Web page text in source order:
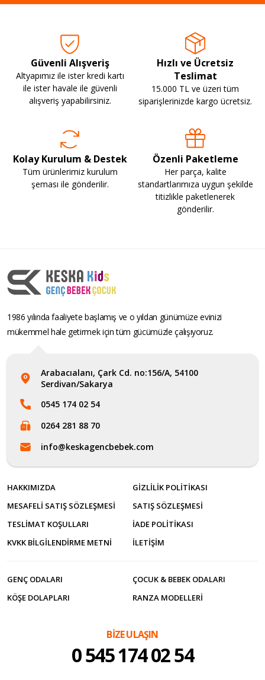
Güvenli Alışveriş
Altyapımız ile ister kredi kartı
ile ister havale ile güvenli
alışveriş yapabilirsiniz.
Hızlı ve Ücretsiz
Teslimat
15.000 TL ve üzeri tüm
siparişlerinizde kargo ücretsiz.
Kolay Kurulum & Destek
Tüm ürünlerimiz kurulum
şeması ile gönderilir.
Özenli Paketleme
Her parça, kalite
standartlarımıza uygun şekilde
titizlikle paketlenerek
gönderilir.
1986 yılında faaliyete başlamış ve o yıldan günümüze evinizi
mükemmel hale getirmek için tüm gücümüzle çalışıyoruz.
Arabacıalanı, Çark Cd. no:156/A, 54100
Serdivan/Sakarya
0545 174 02 54
0264 281 88 70
info@keskagencbebek.com
HAKKIMIZDA
GIZLILIK POLITIKASI
MESAFELI SATIŞ SÖZLEŞMESI
SATIŞ SÖZLEŞMESI
TESLIMAT KOŞULLARI
İADE POLITIKASI
KVKK BILGILENDIRME METNI
İLETİŞİM
GENÇ ODALARI
ÇOCUK & BEBEK ODALARI
KÖŞE DOLAPLARI
RANZA MODELLERI
BİZE ULAŞIN
0 545 174 02 54